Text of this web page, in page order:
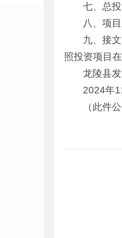
七、总
八、项
九、接
照投资项目
龙陵县
2024年
（此件